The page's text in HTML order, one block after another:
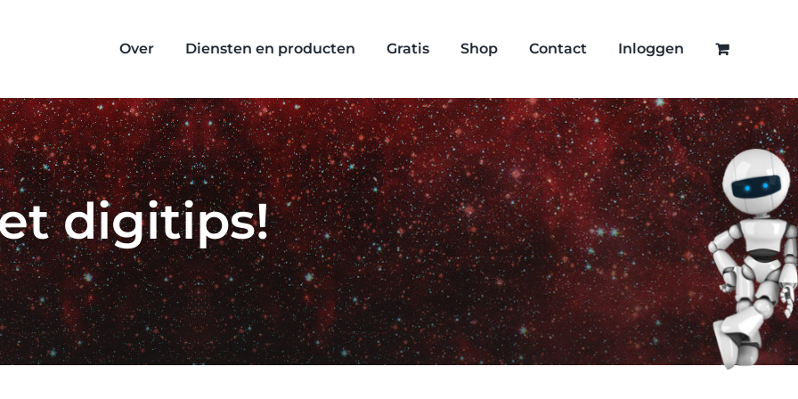
Over Diensten en producten Gratis Shop Contact Inloggen
digitips!